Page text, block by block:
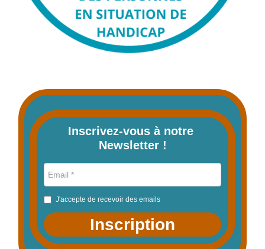
Inscrivez-vous à notre
Newsletter !
J'accepte de recevoir des emails
Inscription